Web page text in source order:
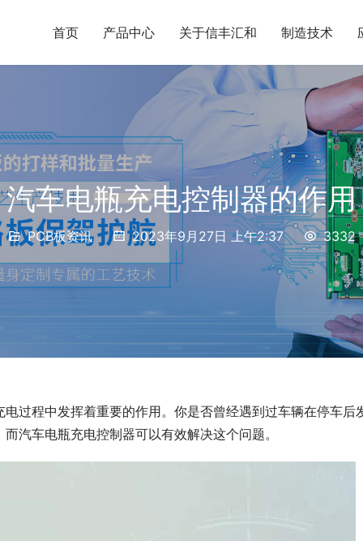
首页 产品中心 关于信丰汇和 制造技术
汽车电瓶充电控制器的作用
PCB板资讯 2023年9月27日 上午2:37 3332
过程中发挥着重要的作用。你是否曾经遇到过车辆在停车后
汽车电瓶充电控制器可以有效解决这个问题。